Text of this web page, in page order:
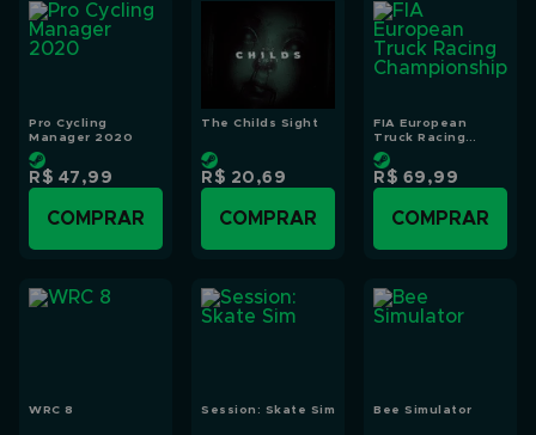
Pro Cycling
Manager 2020
R$ 47,99
COMPRAR
The Childs Sight
R$ 20,69
COMPRAR
FIA European
Truck Racing
Championship
R$ 69,99
COMPRAR
WRC 8 Session: Skate Sim Bee Simulator